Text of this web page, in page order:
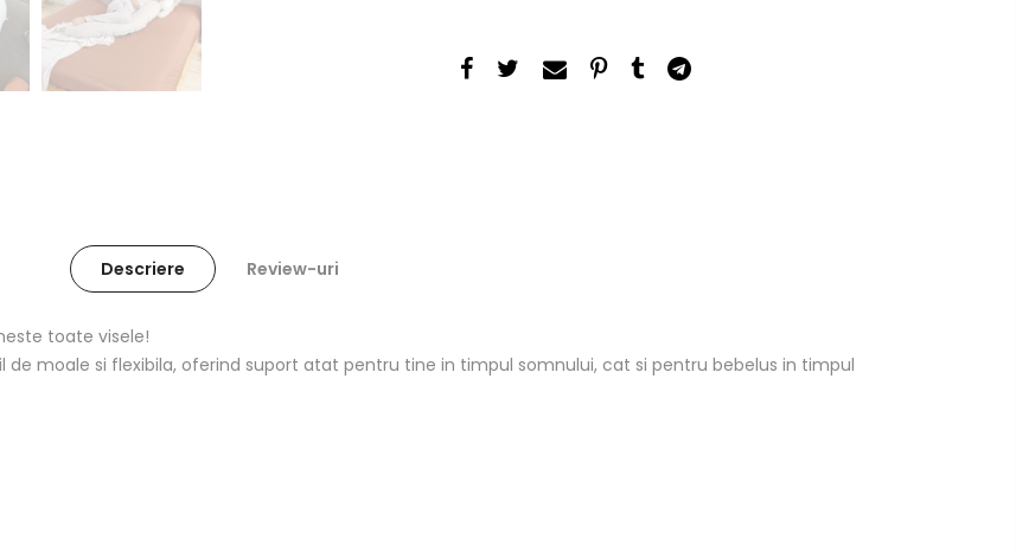
Descriere Review-uri
toate visele!
moale si flexibila, oferind suport atat pentru tine in timpul somnului, cat si pentru bebelus in timpul